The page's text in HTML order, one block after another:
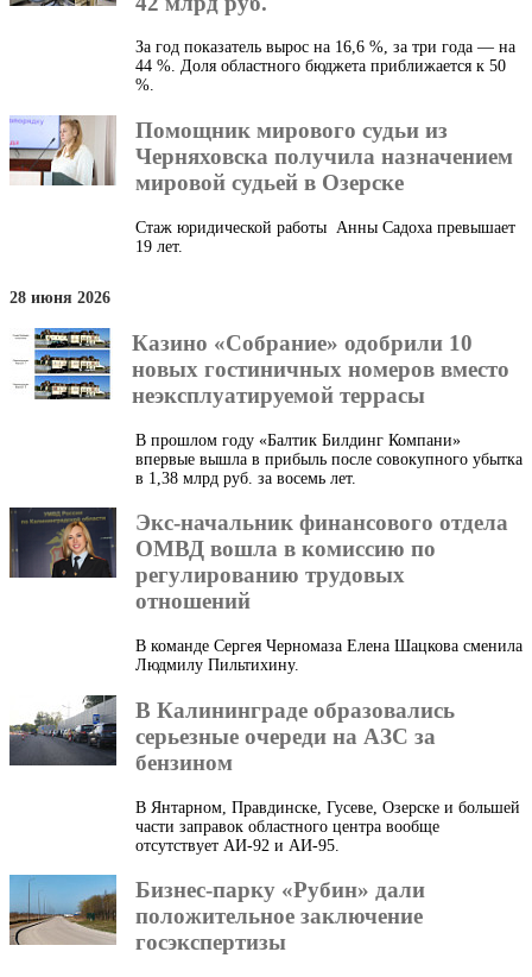
За год показатель вырос на 16,6 %, за три года — на
44 %. Доля областного бюджета приближается к 50
%.
Помощник мирового судьи из
Черняховска получила назначением
мировой судьей в Озерске
Стаж юридической работы Анны Садоха превышает
19 лет.
28 июня 2026
Казино «Собрание» одобрили 10
новых гостиничных номеров вместо
неэксплуатируемой террасы
В прошлом году «Балтик Билдинг Компани»
впервые вышла в прибыль после совокупного убытка
в 1,38 млрд руб. за восемь лет.
Экс-начальник финансового отдела
ОМВД вошла в комиссию по
регулированию трудовых
отношений
В команде Сергея Черномаза Елена Шацкова сменила
Людмилу Пильтихину.
В Калининграде образовались
серьезные очереди на АЗС за
бензином
В Янтарном, Правдинске, Гусеве, Озерске и большей
части заправок областного центра вообще
отсутствует АИ-92 и АИ-95.
Бизнес-парку «Рубин» дали
положительное заключение
госэкспертизы